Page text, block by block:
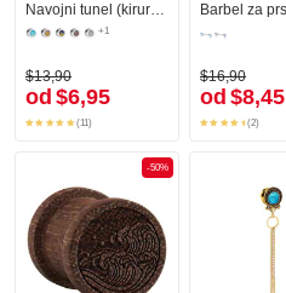
Navojni tunel (kirurško jeklo, srebrn, sijoč zaključek) s/z dizajnom ribjih lusk
+1
$13,90
od $6,95
(11)
$16,90
od $8,45
(2)
-50%